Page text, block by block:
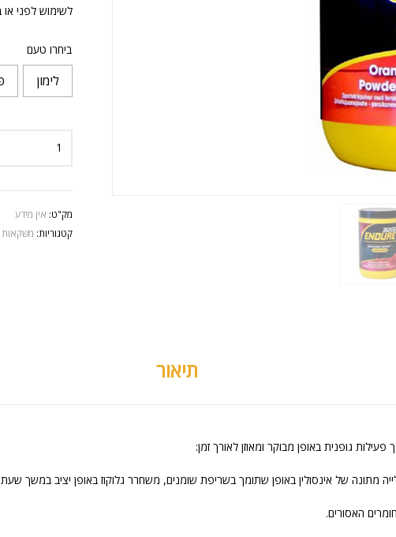
לשימוש לפני
ביחרו טעם
לימון
מק"ט: אין מידע
קטגוריות: משקאות
תיאור
מתונה של אינסולין באופן שתומך בשריפת שומנים, משחרר גלוקוז באופן יציב במשך